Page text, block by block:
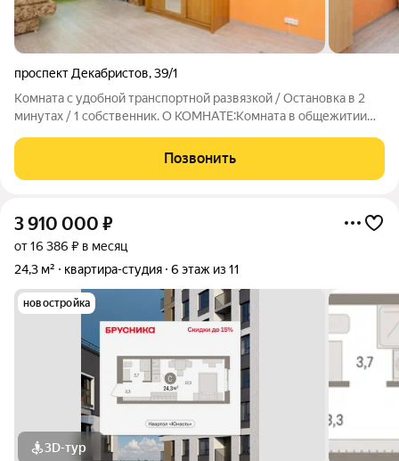
проспект Декабристов,39/1
Комната с удобной транспортной развязкой / Остановка в 2
минутах / 1 собственник. О КОМНАТЕ:Комната в общежитии
спокойно. Площадь большая, свободная, также есть небольшая
входная группа
Позвонить
3 910 000 ₽
от 16 386 ₽ в месяц
24,3 м²
квартира-студия 6 этаж из 11
новостройка
3D-тур